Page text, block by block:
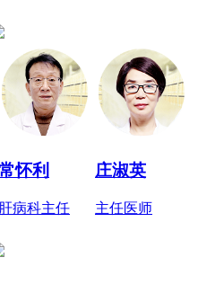
怀利
肝病科主任
庄淑英
主任医师